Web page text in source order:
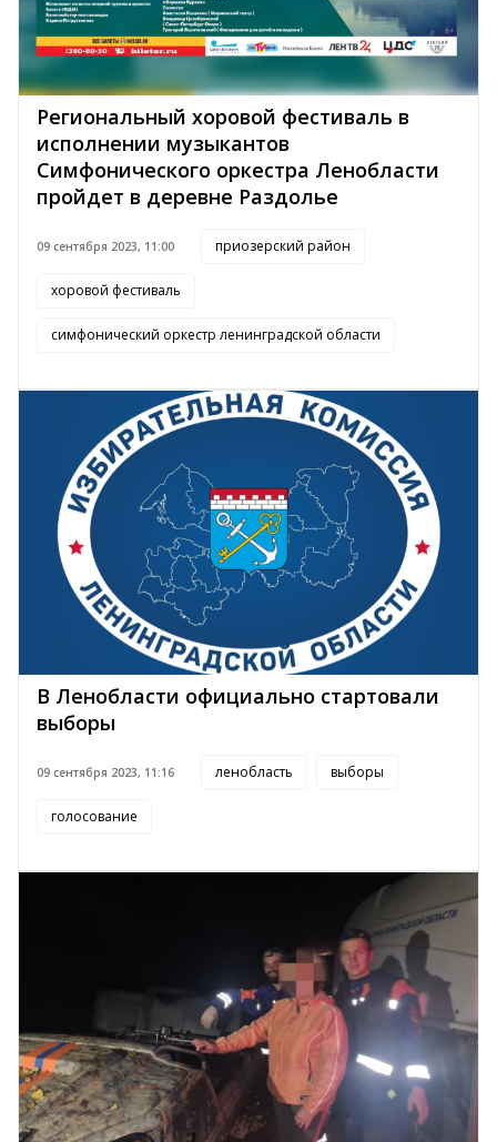
Региональный хоровой фестиваль в
исполнении музыкантов
Симфонического оркестра Ленобласти
пройдет в деревне Раздолье
09 сентября 2023, 11:00 приозерский район
хоровой фестиваль
симфонический оркестр ленинградской области
В Ленобласти официально стартовали
выборы
09 сентября 2023, 11:16 ленобласть выборы
голосование